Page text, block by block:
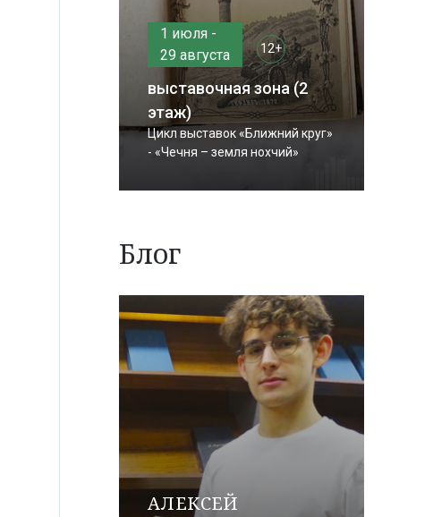
1 июля -
29 августа
12+
выставочная зона (2
этаж)
Цикл выставок «Ближний круг»
- «Чечня – земля нохчий»
Блог
АЛЕКСЕЙ